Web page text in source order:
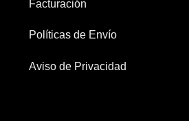
Facturación
Políticas de Envío
Aviso de Privacidad